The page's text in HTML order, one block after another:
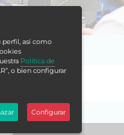
perfil, así como
Política de
o bien configurar
Configurar